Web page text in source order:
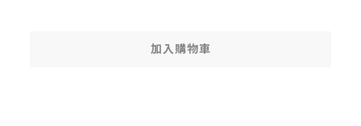
加入購物車